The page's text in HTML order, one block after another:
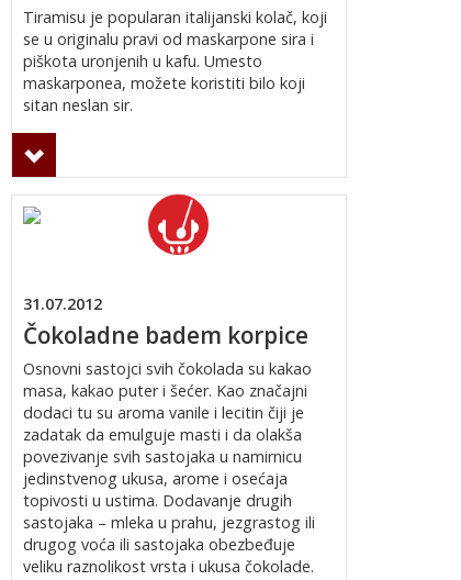
Tiramisu je popularan italijanski kolač, koji
se u originalu pravi od maskarpone sira i
piškota uronjenih u kafu. Umesto
maskarponea, možete koristiti bilo koji
sitan neslan sir.
31.07.2012
Čokoladne badem korpice
Osnovni sastojci svih čokolada su kakao
masa, kakao puter i šećer. Kao značajni
dodaci tu su aroma vanile i lecitin čiji je
zadatak da emulguje masti i da olakša
povezivanje svih sastojaka u namirnicu
jedinstvenog ukusa, arome i osećaja
topivosti u ustima. Dodavanje drugih
sastojaka – mleka u prahu, jezgrastog ili
drugog voća ili sastojaka obezbeđuje
veliku raznolikost vrsta i ukusa čokolade.